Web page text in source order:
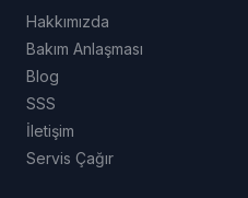
Hakkımızda
Bakım Anlaşması
Blog
SSS
İletişim
Servis Çağır